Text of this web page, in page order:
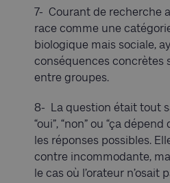
7- Courant de recherche
race comme une
biologique mais sociale,
conséquences concrètes
entre groupes.
8- La question était tout
“oui”, “non” ou “ça
les réponses possibles.
contre incommodante,
le cas où l’orateur n’osait